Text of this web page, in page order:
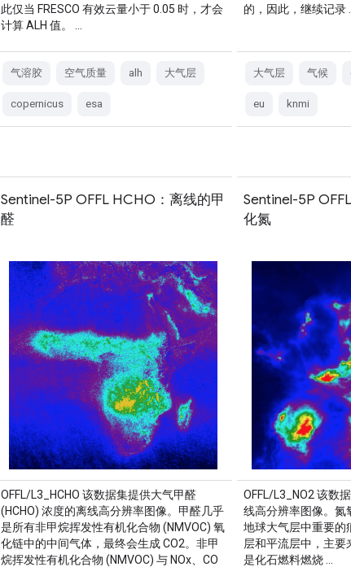
此仅当 FRESCO 有效云量小于 0.05 时，才会
计算 ALH 值。 …
气溶胶 空气质量 alh 大气层
copernicus esa
的，因此，继续记录 …
大气层 气候
eu knmi
Sentinel-5P OFFL HCHO：离线的甲
醛
OFFL/L3_HCHO 该数据集提供大气甲醛
(HCHO) 浓度的离线高分辨率图像。甲醛几乎
是所有非甲烷挥发性有机化合物 (NMVOC) 氧
化链中的中间气体，最终会生成 CO2。非甲
烷挥发性有机化合物 (NMVOC) 与 NOx、CO
Sentinel-5P
化氮
OFFL/L3_NO2 该数
线高分辨率图像。氮
地球大气层中重要的
层和平流层中，主要
是化石燃料燃烧 …